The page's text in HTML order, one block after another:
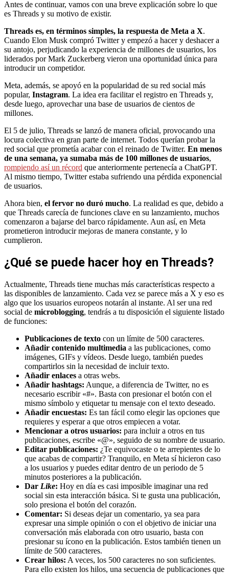
Antes de continuar, vamos con una breve explicación sobre lo que
es Threads y su motivo de existir.
Threads es, en términos simples, la respuesta de Meta a X.
Cuando Elon Musk compró Twitter y empezó a hacer y deshacer a
su antojo, perjudicando la experiencia de millones de usuarios, los
liderados por Mark Zuckerberg vieron una oportunidad única para
introducir un competidor.
Meta, además, se apoyó en la popularidad de su red social más
popular, Instagram. La idea era facilitar el registro en Threads y,
desde luego, aprovechar una base de usuarios de cientos de
millones.
El 5 de julio, Threads se lanzó de manera oficial, provocando una
locura colectiva en gran parte de internet. Todos querían probar la
red social que prometía acabar con el reinado de Twitter. En menos
de una semana, ya sumaba más de 100 millones de usuarios,
rompiendo así un récord que anteriormente pertenecía a ChatGPT.
Al mismo tiempo, Twitter estaba sufriendo una pérdida exponencial
de usuarios.
Ahora bien, el fervor no duró mucho. La realidad es que, debido a
que Threads carecía de funciones clave en su lanzamiento, muchos
comenzaron a bajarse del barco rápidamente. Aun así, en Meta
prometieron introducir mejoras de manera constante, y lo
cumplieron.
¿Qué se puede hacer hoy en Threads?
Actualmente, Threads tiene muchas más características respecto a
las disponibles de lanzamiento. Cada vez se parece más a X y eso es
algo que los usuarios europeos notarán al instante. Al ser una red
social de microblogging, tendrás a tu disposición el siguiente listado
de funciones:
Publicaciones de texto con un límite de 500 caracteres.
Añadir contenido multimedia a las publicaciones, como
imágenes, GIFs y vídeos. Desde luego, también puedes
compartirlos sin la necesidad de incluir texto.
Añadir enlaces a otras webs.
Añadir hashtags: Aunque, a diferencia de Twitter, no es
necesario escribir «#». Basta con presionar el botón con el
mismo símbolo y etiquetar tu mensaje con el texto deseado.
Añadir encuestas: Es tan fácil como elegir las opciones que
requieres y esperar a que otros empiecen a votar.
Mencionar a otros usuarios: para incluir a otros en tus
publicaciones, escribe «@», seguido de su nombre de usuario.
Editar publicaciones: ¿Te equivocaste o te arrepientes de lo
que acabas de compartir? Tranquilo, en Meta sí hicieron caso
a los usuarios y puedes editar dentro de un periodo de 5
minutos posteriores a la publicación.
Dar Like: Hoy en día es casi imposible imaginar una red
social sin esta interacción básica. Si te gusta una publicación,
solo presiona el botón del corazón.
Comentar: Si deseas dejar un comentario, ya sea para
expresar una simple opinión o con el objetivo de iniciar una
conversación más elaborada con otro usuario, basta con
presionar su ícono en la publicación. Estos también tienen un
límite de 500 caracteres.
Crear hilos: A veces, los 500 caracteres no son suficientes.
Para ello existen los hilos, una secuencia de publicaciones que